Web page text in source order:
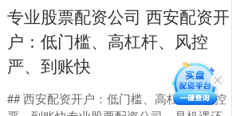
专业股票配资公司 西安配资开
户：低门槛、高杠杆、风控
严、到账快
## 西安配资开户：低门槛、高杠杆、风控